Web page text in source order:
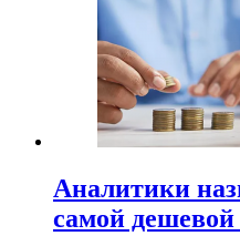
Аналитики
самой